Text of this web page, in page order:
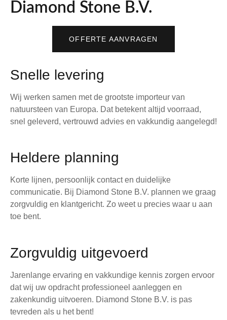
Diamond Stone B.V.
OFFERTE AANVRAGEN
Snelle levering
Wij werken samen met de grootste importeur van
natuursteen van Europa. Dat betekent altijd voorraad,
snel geleverd, vertrouwd advies en vakkundig aangelegd!
Heldere planning
Korte lijnen, persoonlijk contact en duidelijke
communicatie. Bij Diamond Stone B.V. plannen we graag
zorgvuldig en klantgericht. Zo weet u precies waar u aan
toe bent.
Zorgvuldig uitgevoerd
Jarenlange ervaring en vakkundige kennis zorgen ervoor
dat wij uw opdracht professioneel aanleggen en
zakenkundig uitvoeren. Diamond Stone B.V. is pas
tevreden als u het bent!